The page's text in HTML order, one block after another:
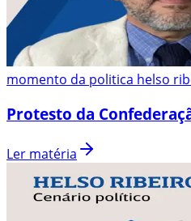
momento da politica helso
Protesto da
Ler matéria